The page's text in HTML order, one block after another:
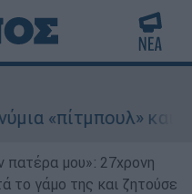
και «μπουλντόγκ»
πατέρα μου»: 27χρονη
το γάμο της και ζητούσε